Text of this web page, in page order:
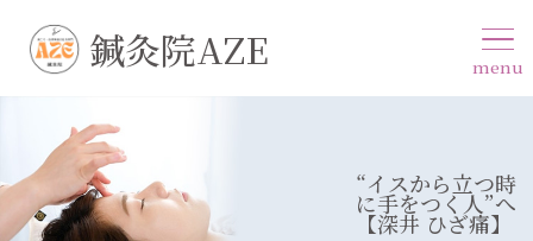
鍼灸院AZE menu
“イスから立つ時
に手をつく人”へ
【深井 ひざ痛】